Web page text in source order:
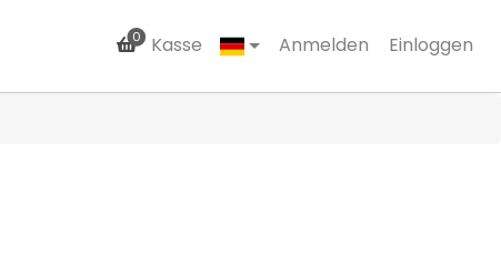
0 Kasse Anmelden Einloggen